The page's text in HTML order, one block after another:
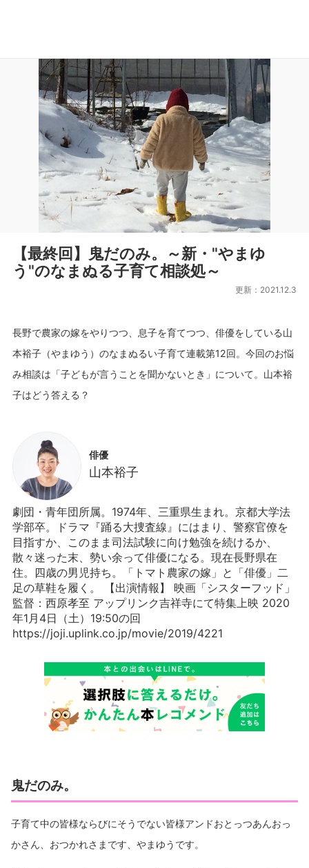
【最終回】鬼だのみ。～新・"やまゆ
う"のなまぬる子育て相談処～
更新：2021.12.3
長野で農家の嫁をやりつつ、息子を育てつつ、俳優をしている山
本裕子（やまゆう）のなまぬるい子育て連載第12回。今回のお悩
み相談は「子どもが言うことを聞かないとき」について。山本裕
俳優
山本裕子
劇団・青年団所属。1974年、三重県生まれ。京都大学法
学部卒。ドラマ『踊る大捜査線』にはまり、警察官僚を
目指すか、このまま司法試験に向け勉強を続けるか、
散々迷った末、勢い余って俳優になる。現在長野県在
住。四歳の男児持ち。「トマト農家の嫁」と「俳優」二
足の草鞋を履く。 【出演情報】 映画「シスターフッド」
監督：西原孝至 アップリンク吉祥寺にて特集上映 2020
年1月4日（土）19:50の回
https://joji.uplink.co.jp/movie/2019/4221
鬼だのみ。
子育て中の皆様ならびにそうでない皆様アンドおとっつあんおっ
かさん、おつかれさまです、やまゆうです。